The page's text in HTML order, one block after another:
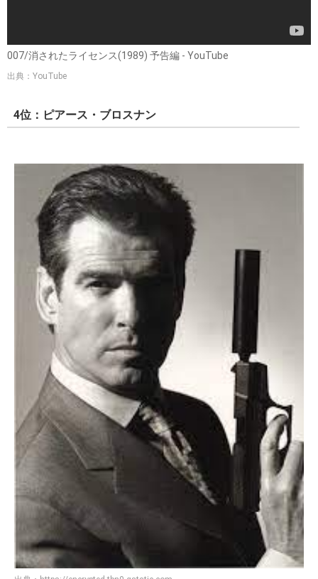
007/消されたライセンス(1989) 予告編 - YouTube
出典：YouTube
4位：ピアース・ブロスナン